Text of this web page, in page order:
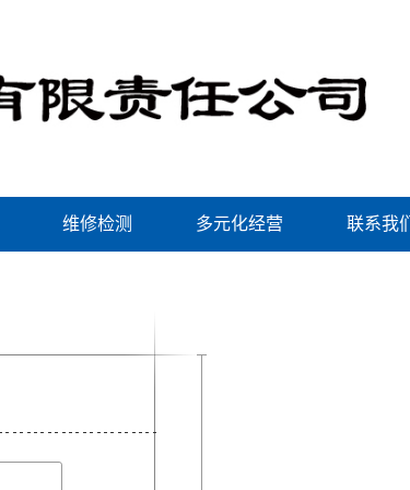
维修检测 多元化经营 联系我们